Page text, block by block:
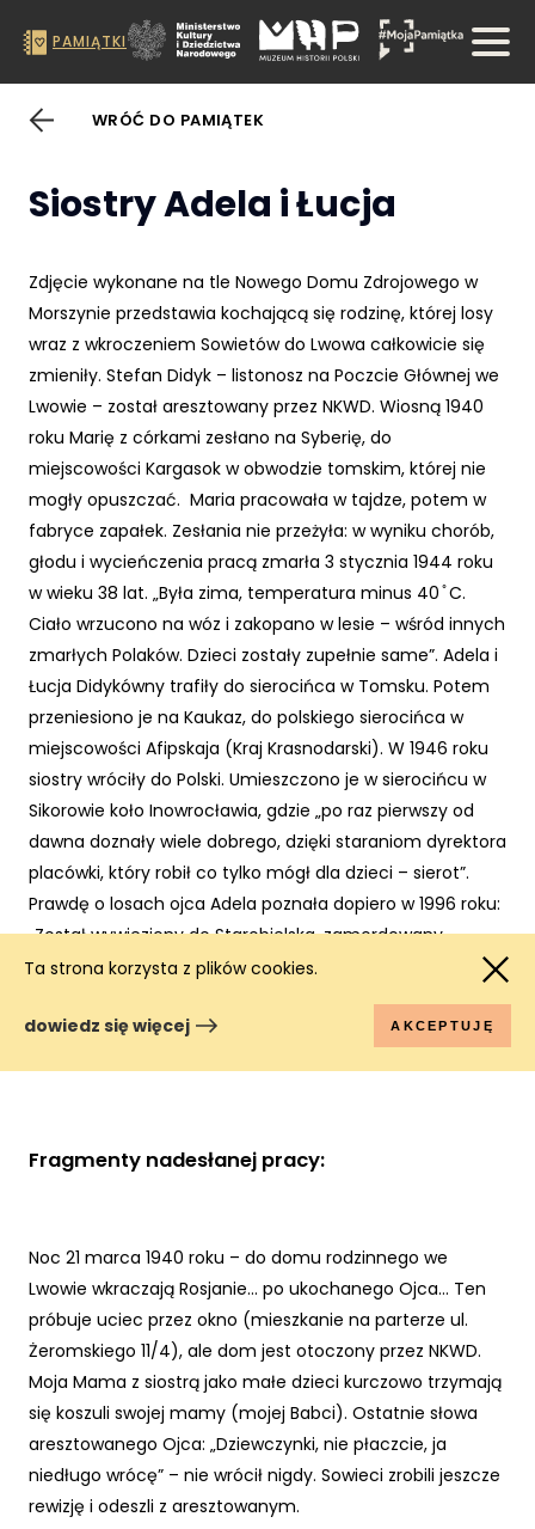
Ta strona korzysta z plików cookies.
dowiedz się więcej AKCEPTUJĘ
PAMIĄTKI
WRÓĆ DO PAMIĄTEK
Siostry Adela i Łucja
Zdjęcie wykonane na tle Nowego Domu Zdrojowego w
Morszynie przedstawia kochającą się rodzinę, której losy
wraz z wkroczeniem Sowietów do Lwowa całkowicie się
zmieniły. Stefan Didyk – listonosz na Poczcie Głównej we
Lwowie – został aresztowany przez NKWD. Wiosną 1940
roku Marię z córkami zesłano na Syberię, do
miejscowości Kargasok w obwodzie tomskim, której nie
mogły opuszczać. Maria pracowała w tajdze, potem w
fabryce zapałek. Zesłania nie przeżyła: w wyniku chorób,
głodu i wycieńczenia pracą zmarła 3 stycznia 1944 roku
w wieku 38 lat. „Była zima, temperatura minus 40 ̊ C.
Ciało wrzucono na wóz i zakopano w lesie – wśród innych
zmarłych Polaków. Dzieci zostały zupełnie same”. Adela i
Łucja Didykówny trafiły do sierocińca w Tomsku. Potem
przeniesiono je na Kaukaz, do polskiego sierocińca w
miejscowości Afipskaja (Kraj Krasnodarski). W 1946 roku
siostry wróciły do Polski. Umieszczono je w sierocińcu w
Sikorowie koło Inowrocławia, gdzie „po raz pierwszy od
dawna doznały wiele dobrego, dzięki staraniom dyrektora
placówki, który robił co tylko mógł dla dzieci – sierot”.
Prawdę o losach ojca Adela poznała dopiero w 1996 roku:
„Został wywieziony do Starobielska, zamordowany
strzałem w potylicę, a ciało spoczęło w dołach śmierci w
Fragmenty nadesłanej pracy:
Noc 21 marca 1940 roku – do domu rodzinnego we
Lwowie wkraczają Rosjanie... po ukochanego Ojca... Ten
próbuje uciec przez okno (mieszkanie na parterze ul.
Żeromskiego 11/4), ale dom jest otoczony przez NKWD.
Moja Mama z siostrą jako małe dzieci kurczowo trzymają
się koszuli swojej mamy (mojej Babci). Ostatnie słowa
aresztowanego Ojca: „Dziewczynki, nie płaczcie, ja
niedługo wrócę” – nie wrócił nigdy. Sowieci zrobili jeszcze
rewizję i odeszli z aresztowanym.